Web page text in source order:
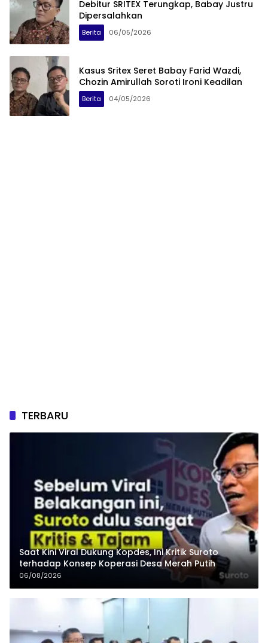
Debitur SRITEX Terungkap, Babay Justru
Dipersalahkan
Berita 06/05/2026
Kasus Sritex Seret Babay Farid Wazdi,
Chozin Amirullah Soroti Ironi Keadilan
Berita 04/05/2026
TERBARU
Saat Kini Viral Dukung Kopdes, Ini Kritik Suroto
terhadap Konsep Koperasi Desa Merah Putih
06/08/2026